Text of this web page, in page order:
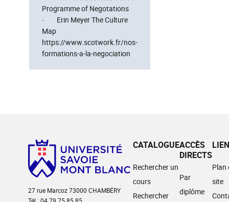
Programme of Negotations
· Erin Meyer The Culture
Map
https://www.scotwork.fr/nos-
formations-a-la-negociation
27 rue Marcoz 73000 CHAMBÉRY
CATALOGUE
Rechercher un
cours
Rechercher
ACCÈS
DIRECTS
Par
diplôme
Plan
site